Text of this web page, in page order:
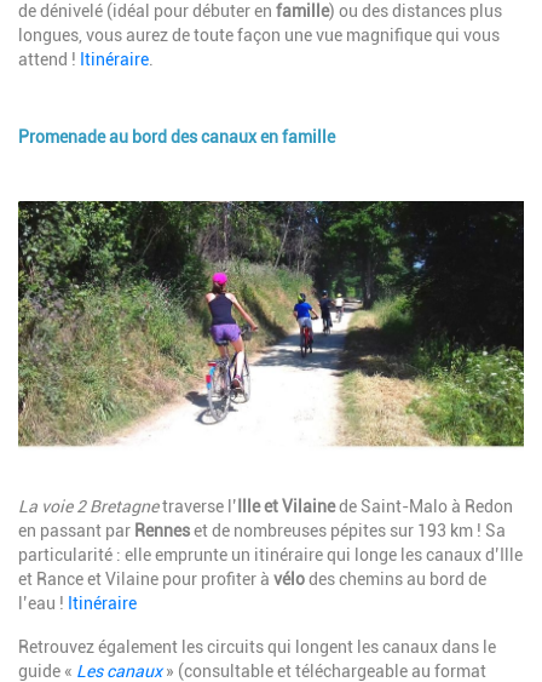
de dénivelé (idéal pour débuter en famille) ou des distances plus
longues, vous aurez de toute façon une vue magnifique qui vous
attend ! Itinéraire.
Description
Promenade au bord des canaux en famille
Image
Description
La voie 2 Bretagnetraverse l’ Ille et Vilainede Saint-Malo à Redon
en passant par Renneset de nombreuses pépites sur 193 km ! Sa
particularité : elle emprunte un itinéraire qui longe les canaux d’Ille
et Rance et Vilaine pour profiter à vélodes chemins au bord de
l’eau ! Itinéraire
Retrouvez également les circuits qui longent les canaux dans le
guide « Les canaux» (consultable et téléchargeable au format